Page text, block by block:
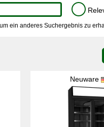
ein anderes Suchergebnis zu
Neuware